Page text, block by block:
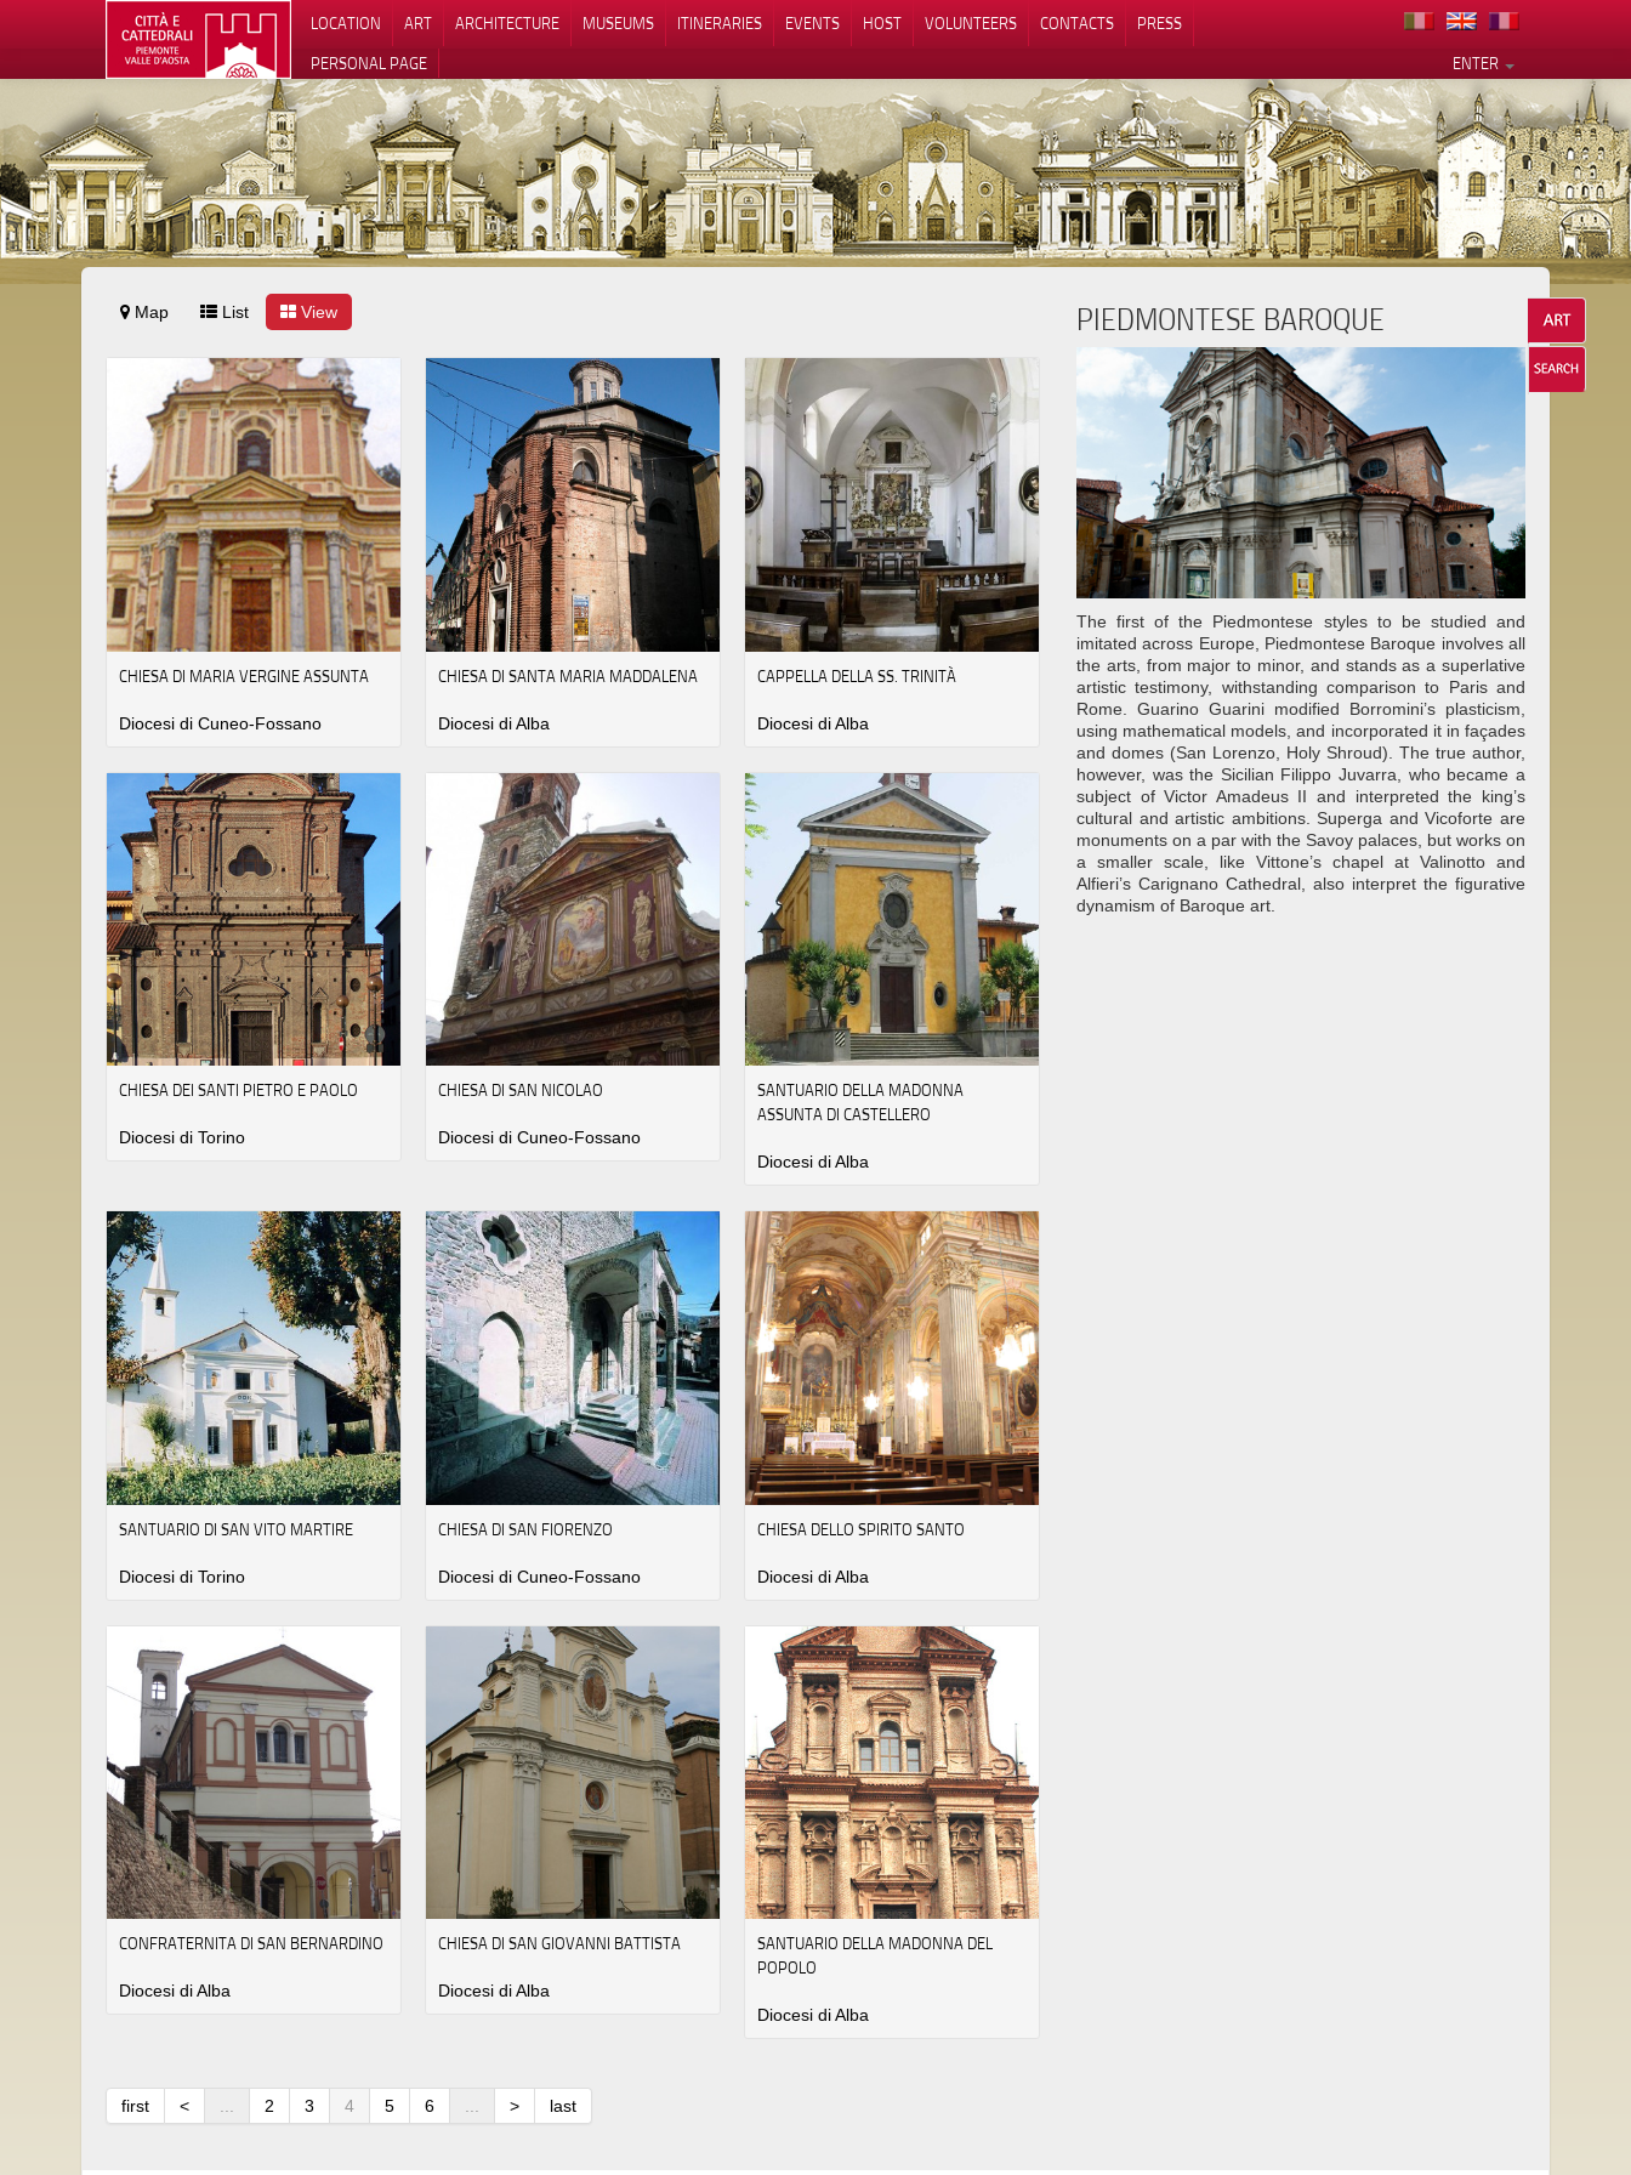
LOCATION ART ARCHITECTURE MUSEUMS ITINERARIES EVENTS HOST VOLUNTEERS CONTACTS
PRESS
ENTER
PERSONAL PAGE
Map List View
CHIESA DI MARIA VERGINE ASSUNTA
Diocesi di Cuneo-Fossano
CHIESA DI SANTA MARIA MADDALENA
Diocesi di Alba
CAPPELLA DELLA SS. TRINITÀ
Diocesi di Alba
CHIESA DEI SANTI PIETRO E PAOLO
Diocesi di Torino
CHIESA DI SAN NICOLAO
Diocesi di Cuneo-Fossano
SANTUARIO DELLA MADONNA
ASSUNTA DI CASTELLERO
Diocesi di Alba
SANTUARIO DI SAN VITO MARTIRE
Diocesi di Torino
CHIESA DI SAN FIORENZO
Diocesi di Cuneo-Fossano
CHIESA DELLO SPIRITO SANTO
Diocesi di Alba
CONFRATERNITA DI SAN BERNARDINO
Diocesi di Alba
CHIESA DI SAN GIOVANNI BATTISTA
Diocesi di Alba
SANTUARIO DELLA MADONNA DEL
POPOLO
Diocesi di Alba
first < ... 2 3 4 5 6 ... > last
PIEDMONTESE BAROQUE
The first of the Piedmontese styles to be studied and
imitated across Europe, Piedmontese Baroque involves all
the arts, from major to minor, and stands as a superlative
artistic testimony, withstanding comparison to Paris and
Rome. Guarino Guarini modified Borromini’s plasticism,
using mathematical models, and incorporated it in façades
and domes (San Lorenzo, Holy Shroud). The true author,
however, was the Sicilian Filippo Juvarra, who became a
subject of Victor Amadeus II and interpreted the king’s
cultural and artistic ambitions. Superga and Vicoforte are
monuments on a par with the Savoy palaces, but works on
a smaller scale, like Vittone’s chapel at Valinotto and
Alfieri’s Carignano Cathedral, also interpret the figurative
dynamism of Baroque art.